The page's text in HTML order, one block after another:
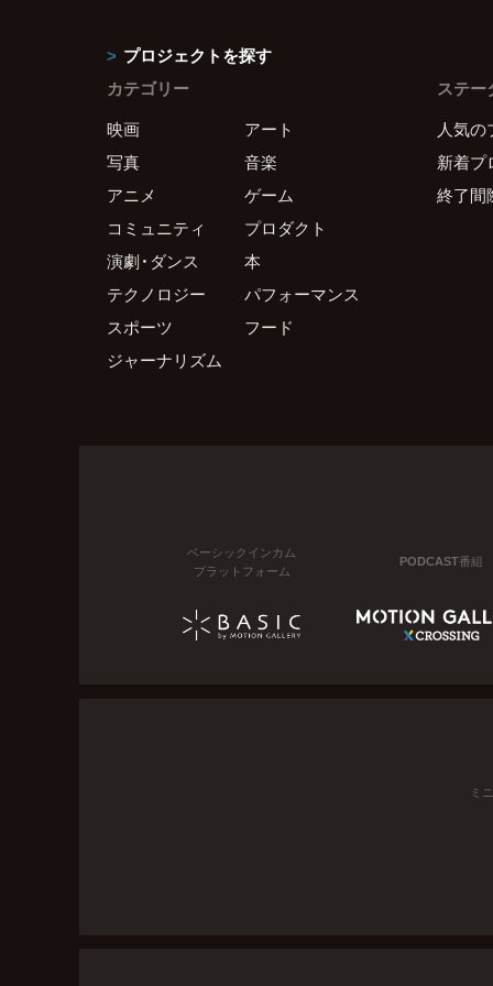
プロジェクトを探す
カテゴリー
映画
アート
写真
音楽
アニメ
ゲーム
コミュニティ
プロダクト
演劇・ダンス
本
テクノロジー
パフォーマンス
スポーツ
フード
ジャーナリズム
ステー
人気の
新着プ
終了間
ベーシックインカム
プラットフォーム
PODCAST番組
ミ